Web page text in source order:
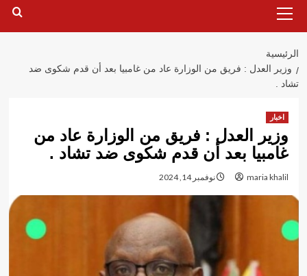
الرئيسية
الرئيسية
وزير العدل : فريق من الوزارة عاد من غامبيا بعد أن قدم شكوى ضد
تشاد .
اخبار
وزير العدل : فريق من الوزارة عاد من
غامبيا بعد أن قدم شكوى ضد تشاد .
maria khalil نوفمبر 14, 2024